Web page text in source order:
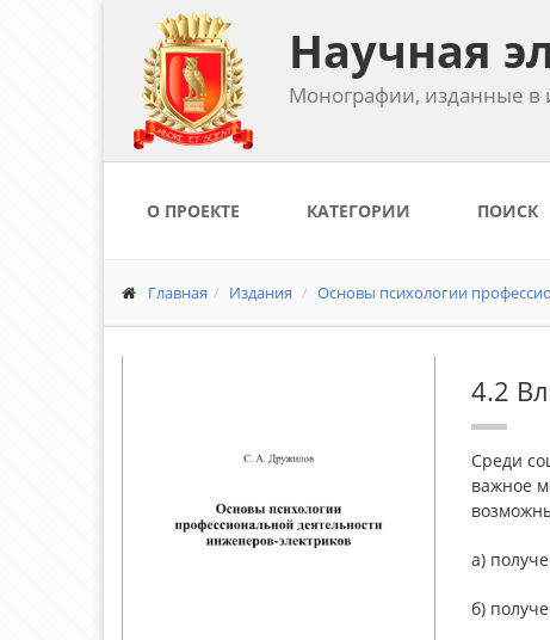
Научная
Монографии, изданные в
О ПРОЕКТЕ КАТЕГОРИИ ПОИСК
Главная Издания Основы психологии
4.2
Среди
важное
а)
б)